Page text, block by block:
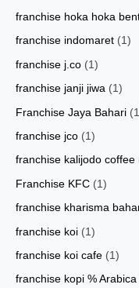
franchise hoka hoka
franchise indomaret (1)
franchise j.co (1)
franchise janji jiwa (1)
Franchise Jaya Bahari
franchise jco (1)
franchise kalijodo coffee
Franchise KFC (1)
franchise kharisma
franchise koi (1)
franchise koi cafe (1)
franchise kopi % Arabica